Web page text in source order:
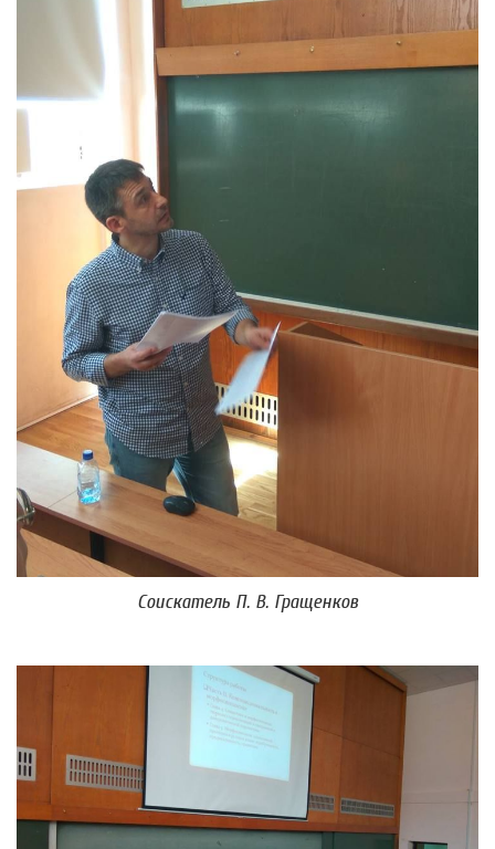
Соискатель П. В. Гращенков